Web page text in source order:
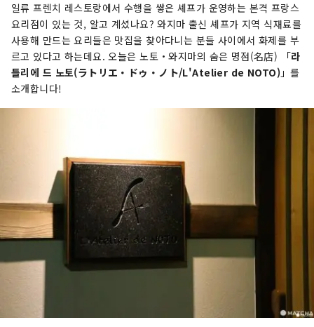
일류 프렌치 레스토랑에서 수행을 쌓은 셰프가 운영하는 본격 프랑스
요리점이 있는 것, 알고 계셨나요? 와지마 출신 셰프가 지역 식재료를
사용해 만드는 요리들은 맛집을 찾아다니는 분들 사이에서 화제를 부
르고 있다고 하는데요. 오늘은 노토・와지마의 숨은 명점(名店) 「라
틀리에 드 노토(ラトリエ・ドゥ・ノト/L'Atelier de NOTO) 」를
소개합니다!